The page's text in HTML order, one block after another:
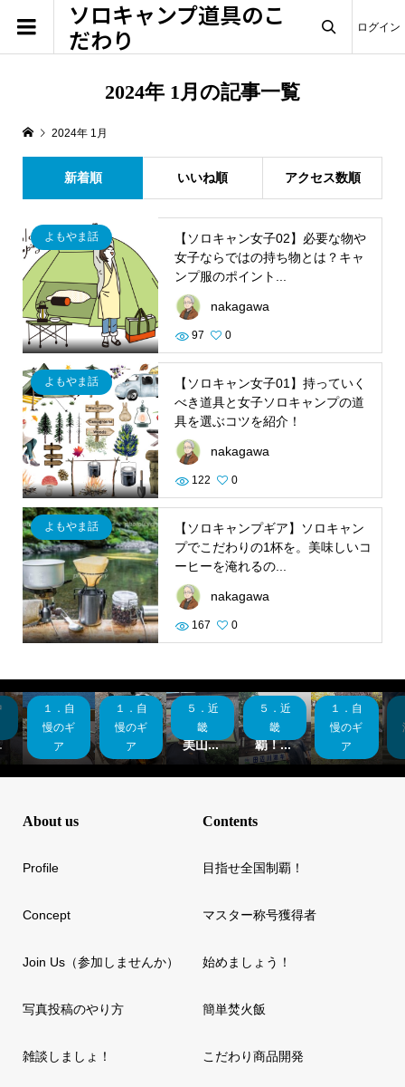
ソロキャンプ道具のこ
だわり
ログイン
2024年 1月の記事一覧
2024年 1月
新着順 いいね順 アクセス数順
よもやま話
【ソロキャン女子02】必要な物や
女子ならではの持ち物とは？キャ
ンプ服のポイント...
nakagawa
97 0
よもやま話
【ソロキャン女子01】持っていく
べき道具と女子ソロキャンプの道
具を選ぶコツを紹介！
nakagawa
122 0
よもやま話
【ソロキャンプギア】ソロキャン
プでこだわりの1杯を。美味しいコ
ーヒーを淹れるの...
nakagawa
167 0
１．自
慢のギ
ア
ギア紹
介 M
OSS...
１．自
慢のギ
ア
ギア紹
介 憧
れの...
５．近
畿
京都府
制覇！
美山...
５．近
畿
和歌山
県制
覇！...
１．自
慢のギ
ア
ギア紹
介 タ
ープ...
About us
Profile
Concept
Join Us（参加しませんか）
写真投稿のやり方
雑談しましょ！
Contents
目指せ全国制覇！
マスター称号獲得者
始めましょう！
簡単焚火飯
こだわり商品開発